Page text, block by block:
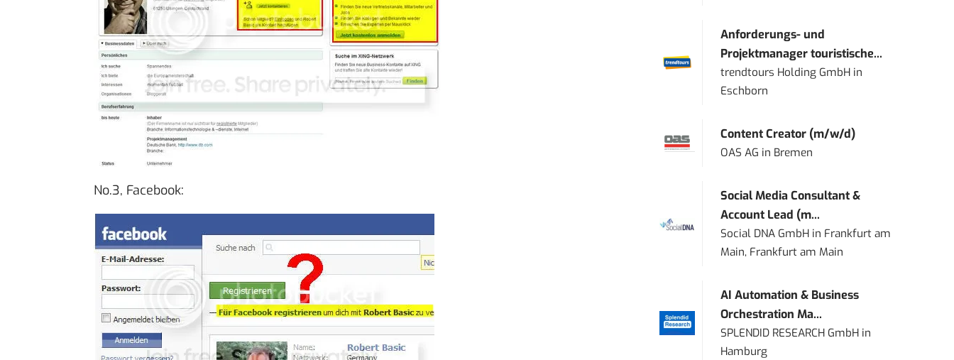
No.3, Facebook:
Anforderungs- und
Projektmanager touristische...
trendtours Holding GmbH in
Eschborn
Content Creator (m/w/d)
OAS AG in Bremen
Social Media Consultant &
Account Lead (m...
Social DNA GmbH in Frankfurt am
Main, Frankfurt am Main
AI Automation & Business
Orchestration Ma...
SPLENDID RESEARCH GmbH in
Hamburg